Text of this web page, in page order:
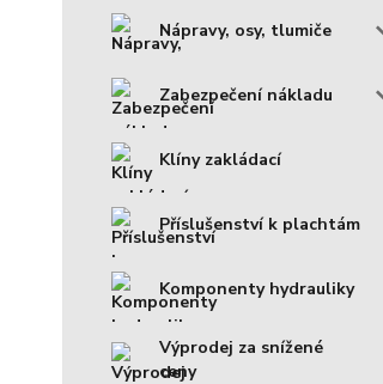
Nápravy, osy, tlumiče
Zabezpečení nákladu
Klíny zakládací
Příslušenství k plachtám
Komponenty hydrauliky
Výprodej za snížené
ceny